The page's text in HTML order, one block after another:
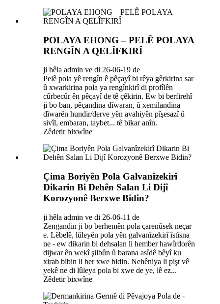
POLAYA EHONG – PELÊ POLAYA
RENGÎN A QELÎFKIRÎ
ji hêla admin ve di 26-06-19 de
Pelê pola yê rengîn ê pêçayî bi rêya gêrkirina sar
û xwarkirina pola ya rengînkirî di profîlên
cûrbecûr ên pêçayî de tê çêkirin. Ew bi berfirehî
ji bo ban, pêçandina dîwaran, û xemilandina
dîwarên hundir/derve yên avahiyên pîşesazî û
sivîl, embaran, taybet... tê bikar anîn.
Zêdetir bixwîne
Çima Boriyên Pola Galvanîzekirî
Dikarin Bi Dehên Salan Li Dijî
Korozyonê Berxwe Bidin?
ji hêla admin ve di 26-06-11 de
Zengandin ji bo berhemên pola çarenûsek neçar
e. Lêbelê, lûleyên pola yên galvanîzekirî îstîsna
ne - ew dikarin bi dehsalan li hember hawîrdorên
dijwar ên wekî şilbûn û barana asîdê bêyî ku
xirab bibin li ber xwe bidin. Nehêniya li pişt vê
yekê ne di lûleya pola bi xwe de ye, lê ez...
Zêdetir bixwîne